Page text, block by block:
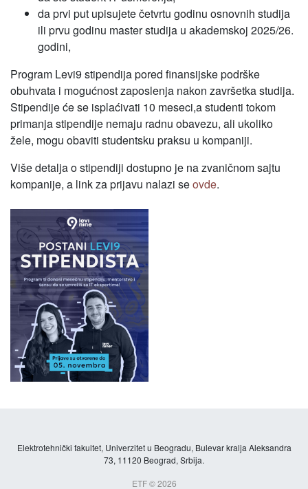
da prvi put upisujete četvrtu godinu osnovnih studija
ili prvu godinu master studija u akademskoj 2025/26.
godini,
Program Levi9 stipendija pored finansijske podrške
obuhvata i mogućnost zaposlenja nakon završetka studija.
Stipendije će se isplaćivati 10 meseci,a studenti tokom
primanja stipendije nemaju radnu obavezu, ali ukoliko
žele, mogu obaviti studentsku praksu u kompaniji.
Više detalja o stipendiji dostupno je na zvaničnom sajtu
kompanije, a link za prijavu nalazi seovde.
Elektrotehnički fakultet, Univerzitet u Beogradu, Bulevar kralja Aleksandra
73, 11120 Beograd, Srbija.
ETF © 2026